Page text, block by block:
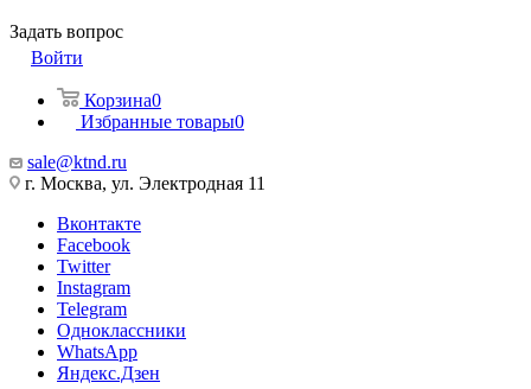
Задать вопрос
Войти
Корзина0
Избранные товары0
sale@ktnd.ru
г. Москва, ул. Электродная 11
Вконтакте
Facebook
Twitter
Instagram
Telegram
Одноклассники
WhatsApp
Яндекс.Дзен